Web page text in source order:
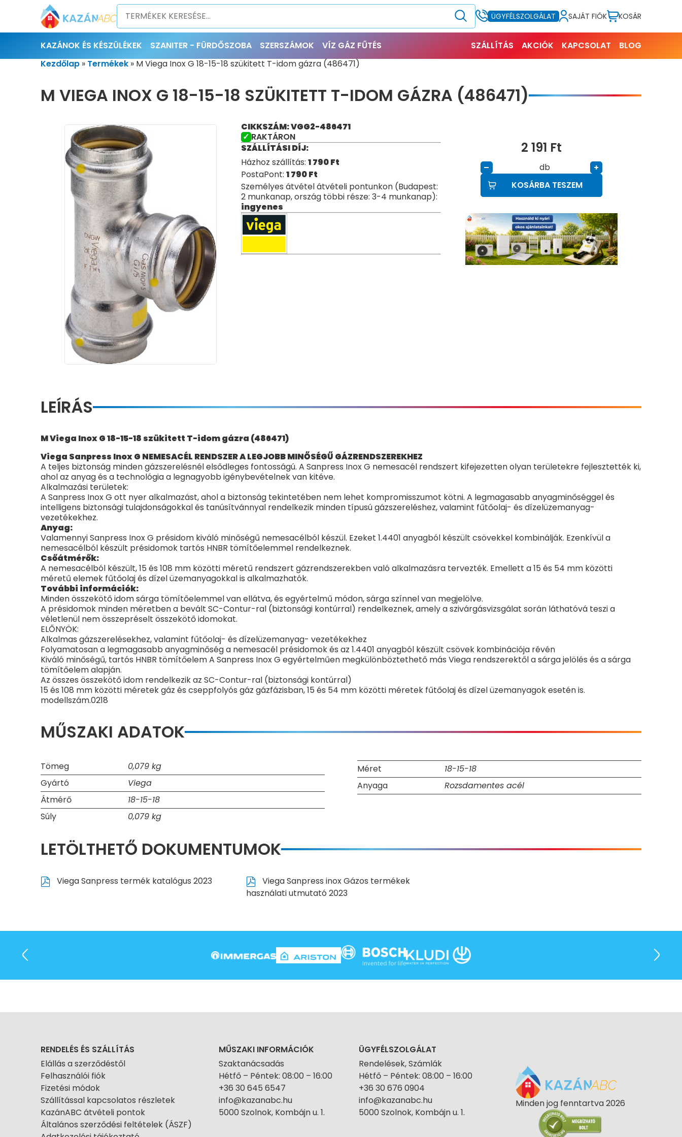
ÜGYFÉLSZOLGÁLAT SAJÁT FIÓK KOSÁR
KAZÁNOK ÉS KÉSZÜLÉKEK SZANITER - FÜRDŐSZOBA SZERSZÁMOK VÍZ GÁZ FŰTÉS SZÁLLÍTÁS AKCIÓK KAPCSOLAT
BLOG
Kezdőlap » Termékek » M Viega Inox G 18-15-18 szükitett T-idom gázra (486471)
M VIEGA INOX G 18-15-18 SZÜKITETT T-IDOM GÁZRA (486471)
CIKKSZÁM: VGG2-486471
RAKTÁRON
SZÁLLÍTÁSI DÍJ:
Házhoz szállítás: 1 790Ft
PostaPont: 1 790Ft
Személyes átvétel átvételi pontunkon (Budapest:
2 munkanap, ország többi része: 3-4 munkanap):
ingyenes
2 191 Ft
– db
+
KOSÁRBA TESZEM
LEÍRÁS
M Viega Inox G 18-15-18 szükitett T-idom gázra (486471)
Viega Sanpress Inox G NEMESACÉL RENDSZER A LEGJOBB MINŐSÉGŰ GÁZRENDSZEREKHEZ
A teljes biztonság minden gázszerelésnél elsődleges fontosságú. A Sanpress Inox G nemesacél rendszert kifejezetten olyan területekre fejlesztették ki,
ahol az anyag és a technológia a legnagyobb igénybevételnek van kitéve.
Alkalmazási területek:
A Sanpress Inox G ott nyer alkalmazást, ahol a biztonság tekintetében nem lehet kompromisszumot kötni. A legmagasabb anyagminőséggel és
intelligens biztonsági tulajdonságokkal és tanúsítvánnyal rendelkezik minden típusú gázszereléshez, valamint fűtőolaj- és dízelüzemanyag-
vezetékekhez.
Anyag:
Valamennyi Sanpress Inox G présidom kiváló minőségű nemesacélból készül. Ezeket 1.4401 anyagból készült csövekkel kombinálják. Ezenkívül a
nemesacélból készült présidomok tartós HNBR tömítőelemmel rendelkeznek.
Csőátmérők:
A nemesacélból készült, 15 és 108 mm közötti méretű rendszert gázrendszerekben való alkalmazásra tervezték. Emellett a 15 és 54 mm közötti
méretű elemek fűtőolaj és dízel üzemanyagokkal is alkalmazhatók.
További információk:
Minden összekötő idom sárga tömítőelemmel van ellátva, és egyértelmű módon, sárga színnel van megjelölve.
A présidomok minden méretben a bevált SC-Contur-ral (biztonsági kontúrral) rendelkeznek, amely a szivárgásvizsgálat során láthatóvá teszi a
véletlenül nem összepréselt összekötő idomokat.
ELŐNYÖK:
Alkalmas gázszerelésekhez, valamint fűtőolaj- és dízelüzemanyag- vezetékekhez
Folyamatosan a legmagasabb anyagminőség a nemesacél présidomok és az 1.4401 anyagból készült csövek kombinációja révén
Kiváló minőségű, tartós HNBR tömítőelem A Sanpress Inox G egyértelműen megkülönböztethető más Viega rendszerektől a sárga jelölés és a sárga
tömítőelem alapján.
Az összes összekötő idom rendelkezik az SC-Contur-ral (biztonsági kontúrral)
15 és 108 mm közötti méretek gáz és cseppfolyós gáz gázfázisban, 15 és 54 mm közötti méretek fűtőolaj és dízel üzemanyagok esetén is.
modellszám.0218
MŰSZAKI ADATOK
Tömeg
0,079 kg
Gyártó
Viega
Átmérő
18-15-18
Súly
0,079 kg
Méret
18-15-18
Anyaga
Rozsdamentes acél
LETÖLTHETŐ DOKUMENTUMOK
Viega Sanpress termék katalógus 2023
Viega Sanpress inox Gázos termékek
használati utmutató 2023
RENDELÉS ÉS SZÁLLÍTÁS
Elállás a szerződéstől
Felhasználói fiók
Fizetési módok
Szállítással kapcsolatos részletek
KazánABC átvételi pontok
Általános szerződési feltételek (ÁSZF)
MŰSZAKI INFORMÁCIÓK
Szaktanácsadás
Hétfő – Péntek: 08:00 – 16:00
+36 30 645 6547
info@kazanabc.hu
5000 Szolnok, Kombájn u. 1.
ÜGYFÉLSZOLGÁLAT
Rendelések, Számlák
Hétfő – Péntek: 08:00 – 16:00
+36 30 676 0904
info@kazanabc.hu
5000 Szolnok, Kombájn u. 1.
Minden jog fenntartva 2026